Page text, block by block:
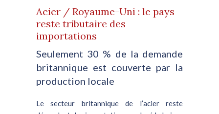
Acier / Royaume-Uni : le pays
reste tributaire des
importations
Seulement 30 % de la demande
britannique est couverte par la
production locale
Le secteur britannique de l’acier reste